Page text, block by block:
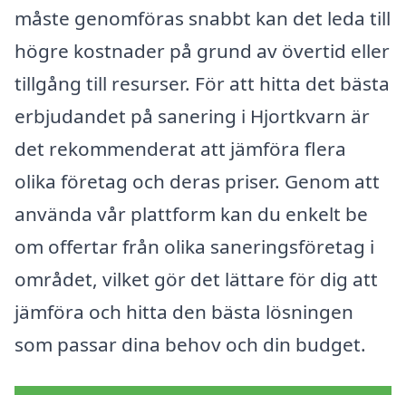
måste genomföras snabbt kan det leda till
högre kostnader på grund av övertid eller
tillgång till resurser. För att hitta det bästa
erbjudandet på sanering i Hjortkvarn är
det rekommenderat att jämföra flera
olika företag och deras priser. Genom att
använda vår plattform kan du enkelt be
om offertar från olika saneringsföretag i
området, vilket gör det lättare för dig att
jämföra och hitta den bästa lösningen
som passar dina behov och din budget.